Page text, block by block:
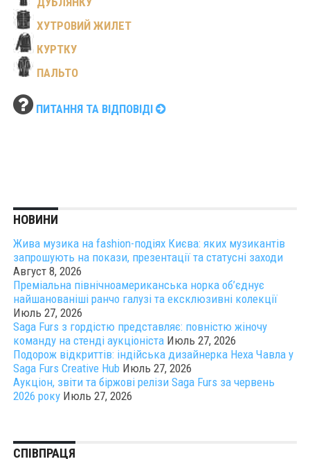
ХУТРОВИЙ ЖИЛЕТ
КУРТКУ
ПАЛЬТО
ПИТАННЯ ТА ВІДПОВІДІ
НОВИНИ
Жива музика на fashion-подіях Києва: яких музикантів
запрошують на покази, презентації та статусні заходи
Август 8, 2026
Преміальна північноамериканська норка об’єднує
найшанованіші ранчо галузі та ексклюзивні колекції
Июль 27, 2026
Saga Furs з гордістю представляє: повністю жіночу
команду на стенді аукціоніста Июль 27, 2026
Подорож відкриттів: індійська дизайнерка Неха Чавла у
Saga Furs Creative Hub Июль 27, 2026
Аукціон, звіти та біржові релізи Saga Furs за червень
2026 року Июль 27, 2026
СПІВПРАЦЯ